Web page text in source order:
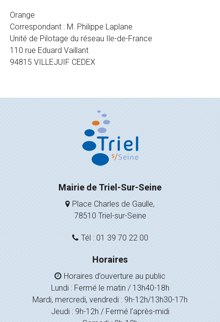
Orange
Correspondant : M. Philippe Laplane
Unité de Pilotage du réseau Ile-de-France
110 rue Eduard Vaillant
94815 VILLEJUIF CEDEX
Mairie de Triel-Sur-Seine
Place Charles de Gaulle,
78510 Triel-sur-Seine
Tél : 01 39 70 22 00
Horaires
Horaires d’ouverture au public
Lundi : Fermé le matin / 13h40-18h
Mardi, mercredi, vendredi : 9h-12h/13h30-17h
Jeudi : 9h-12h / Fermé l’après-midi